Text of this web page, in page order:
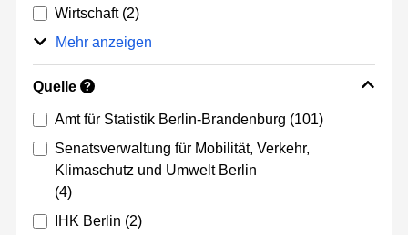
Wirtschaft (2)
Mehr anzeigen
Quelle ?
Amt für Statistik Berlin-Brandenburg (101)
Senatsverwaltung für Mobilität, Verkehr,
Klimaschutz und Umwelt Berlin
(4)
IHK Berlin (2)